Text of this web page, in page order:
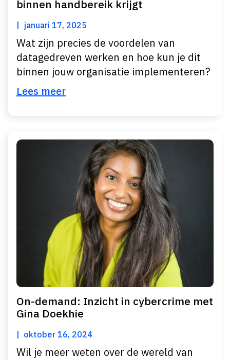
binnen handbereik krijgt
januari 17, 2025
Wat zijn precies de voordelen van
datagedreven werken en hoe kun je dit
binnen jouw organisatie implementeren?
Lees meer
On-demand: Inzicht in cybercrime met
Gina Doekhie
oktober 16, 2024
Wil je meer weten over de wereld van